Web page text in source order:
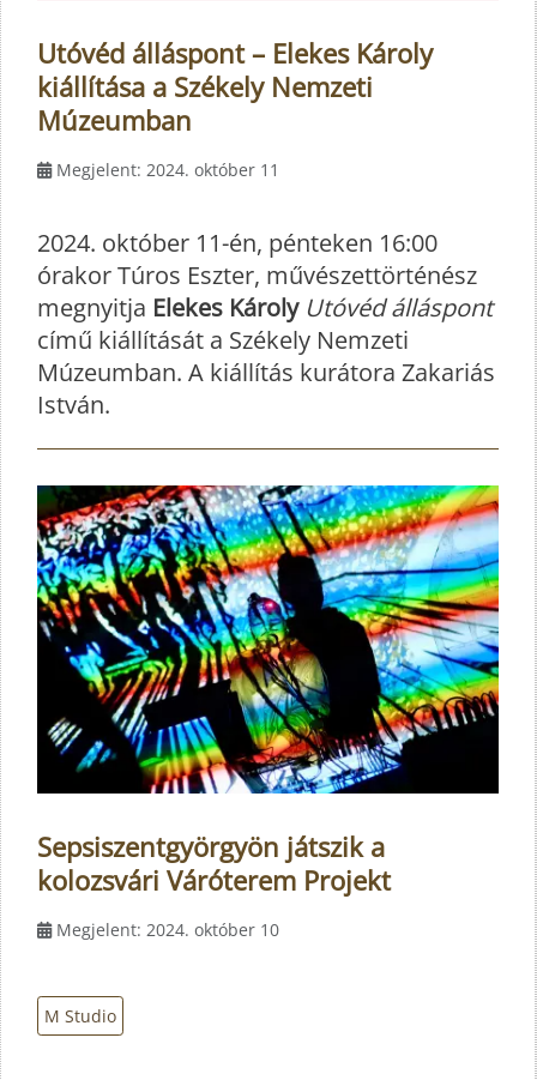
Utóvéd álláspont – Elekes Károly
kiállítása a Székely Nemzeti
Múzeumban
Megjelent: 2024. október 11
2024. október 11-én, pénteken 16:00
órakor Túros Eszter, művészettörténész
megnyitja Elekes Károly Utóvéd álláspont
című kiállítását a Székely Nemzeti
Múzeumban. A kiállítás kurátora Zakariás
István.
Sepsiszentgyörgyön játszik a
kolozsvári Váróterem Projekt
Megjelent: 2024. október 10
M Studio